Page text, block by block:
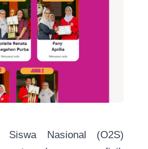
Siswa Nasional (O2S)